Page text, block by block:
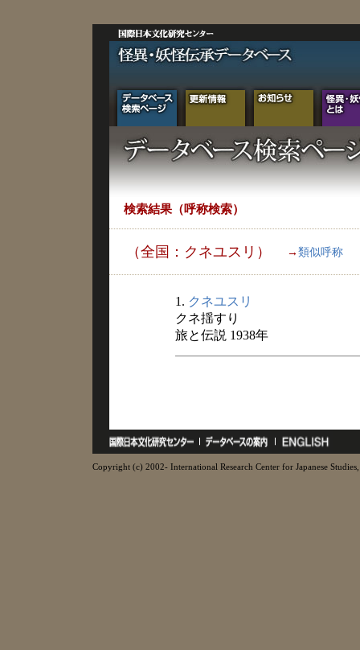
検索結果（呼称検索）
（全国：クネユスリ） → 類似呼称
1. クネユスリ
クネ揺すり
旅と伝説 1938年
Copyright (c) 2002- International Research Center for Japanese